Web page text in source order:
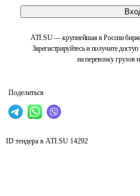
ATI.SU — крупнейшая в России
Зарегистрируйтесь и получите
на перевозку грузов
Поделиться
ID тендера в ATI.SU 14292